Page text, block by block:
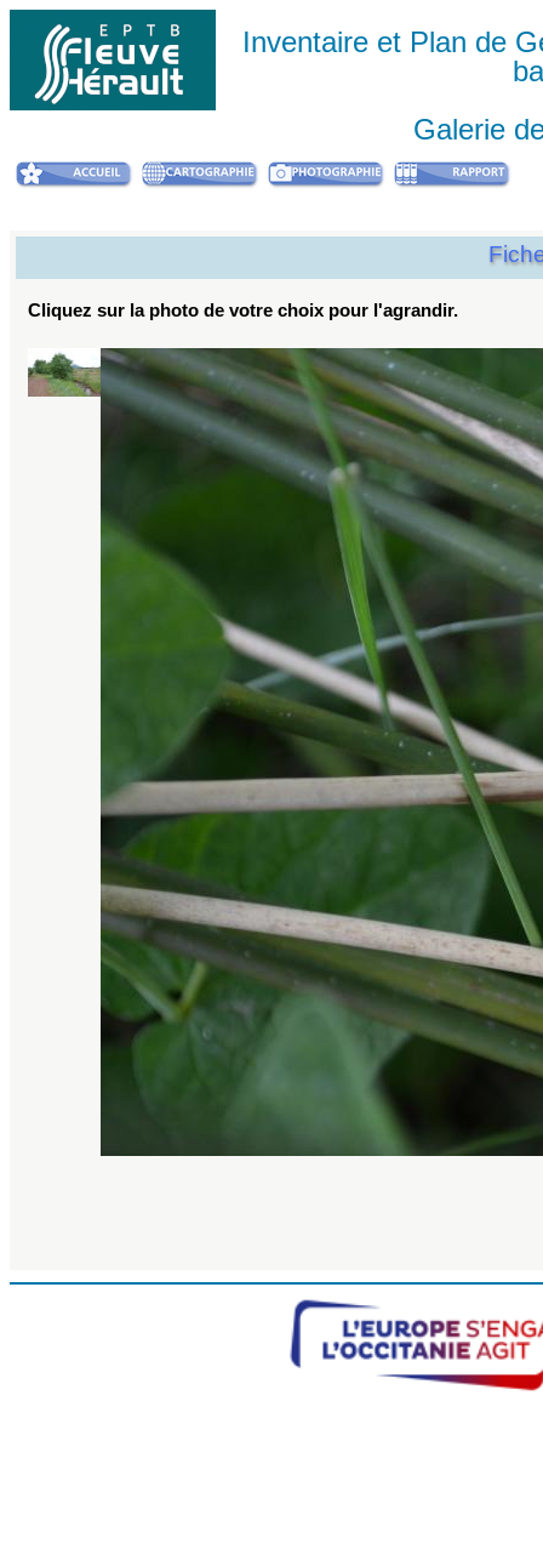
Inventaire et Plan de
Galerie
Cliquez sur la photo de votre choix pour l'agrandir.